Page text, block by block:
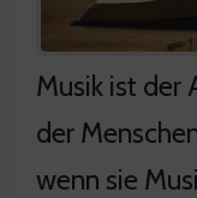
Musik ist der
der
wenn sie